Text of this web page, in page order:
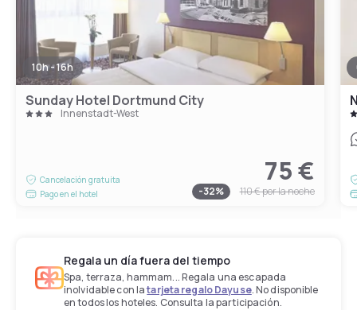
10h - 16h
Sunday Hotel Dortmund City
Innenstadt-West
Cancelación gratuita
Pago en el hotel
75 €
-32% 110 €por la noche
Regala un día fuera del tiempo
Spa, terraza, hammam... Regala una escapada
inolvidable con latarjeta regalo Dayuse. No disponible
en todos los hoteles. Consulta la participación.